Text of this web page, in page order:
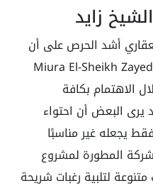
زايد
أشد الحرص على أن
يكون كمبوند ميورا الشيخ زايد Miura El-Sheikh Zayed
الاهتمام بكافة
يرى البعض أن احتواء
يجعله غير مناسبًا
المطورة لمشروع
لتلبية رغبات شريحة